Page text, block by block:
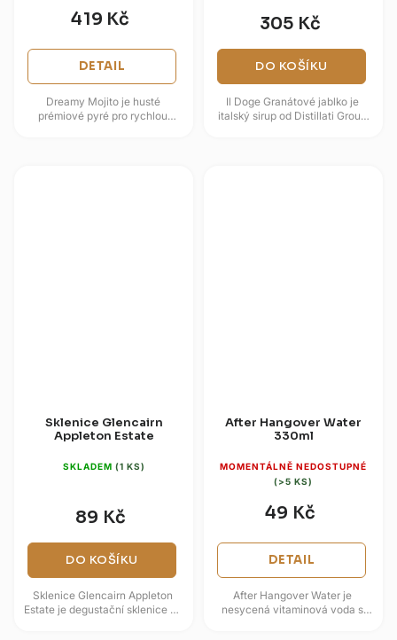
419 Kč
DETAIL
Dreamy Mojito je husté
prémiové pyré pro rychlou
305 Kč
DO KOŠÍKU
Il Doge Granátové jablko je
italský sirup od Distillati Group
Sklenice Glencairn
Appleton Estate
SKLADEM (1 KS)
89 Kč
DO KOŠÍKU
Sklenice Glencairn Appleton
Estate je degustační sklenice na
After Hangover Water
330ml
MOMENTÁLNĚ NEDOSTUPNÉ
(>5 KS)
49 Kč
DETAIL
After Hangover Water je
nesycená vitaminová voda s